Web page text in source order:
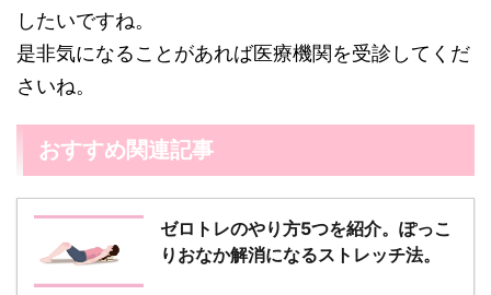
したいですね。
是非気になることがあれば医療機関を受診してくだ
さいね。
おすすめ関連記事
ゼロトレのやり方5つを紹介。ぽっこ
りおなか解消になるストレッチ法。